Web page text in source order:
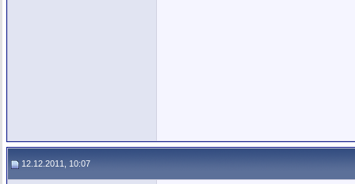
12.12.2011, 10:07